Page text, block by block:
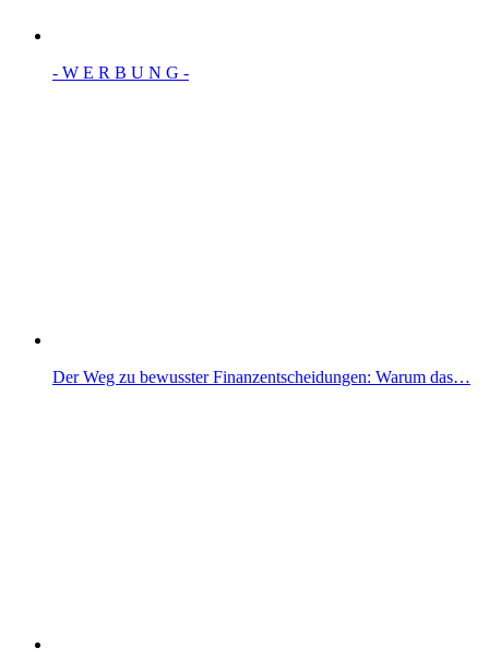
- W Ε R Β U Ν G -
Der Weg zu bewusster Finanzentscheidungen: Warum das…